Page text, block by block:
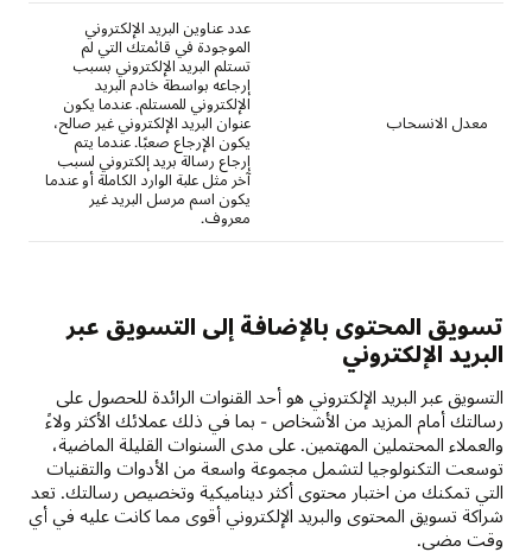
معدل الانسحاب
عدد عناوين البريد الإلكتروني
الموجودة في قائمتك التي لم
تستلم البريد الإلكتروني بسبب
إرجاعه بواسطة خادم البريد
الإلكتروني للمستلم. عندما يكون
عنوان البريد الإلكتروني غير صالح،
يكون الإرجاع صعبًا. عندما يتم
إرجاع رسالة بريد إلكتروني لسبب
آخر مثل علبة الوارد الكاملة أو عندما
يكون اسم مرسل البريد غير
معروف.
تسويق المحتوى بالإضافة إلى التسويق عبر
البريد الإلكتروني
التسويق عبر البريد الإلكتروني هو أحد القنوات الرائدة للحصول على
رسالتك أمام المزيد من الأشخاص - بما في ذلك عملائك الأكثر ولاءً
والعملاء المحتملين المهتمين. على مدى السنوات القليلة الماضية،
توسعت التكنولوجيا لتشمل مجموعة واسعة من الأدوات والتقنيات
التي تمكنك من اختبار محتوى أكثر ديناميكية وتخصيص رسالتك. تعد
شراكة تسويق المحتوى والبريد الإلكتروني أقوى مما كانت عليه في أي
وقت مضى.